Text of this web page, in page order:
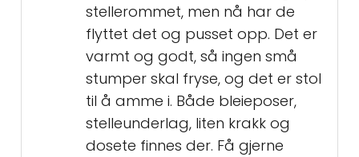
stellerommet, men nå har de
flyttet det og pusset opp. Det er
varmt og godt, så ingen små
stumper skal fryse, og det er stol
til å amme i. Både bleieposer,
stelleunderlag, liten krakk og
dosete finnes der. Få gjerne